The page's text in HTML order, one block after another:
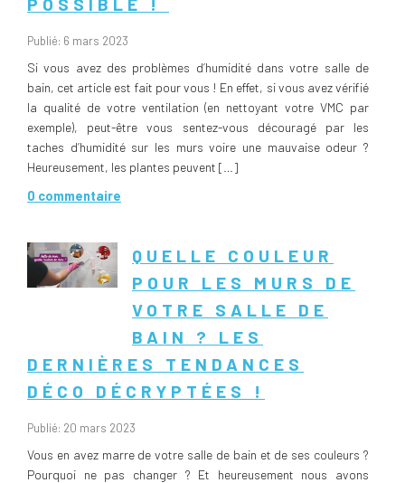
POSSIBLE !
Publié: 6 mars 2023
Si vous avez des problèmes d’humidité dans votre salle de
bain, cet article est fait pour vous ! En effet, si vous avez vérifié
la qualité de votre ventilation (en nettoyant votre VMC par
exemple), peut-être vous sentez-vous découragé par les
taches d’humidité sur les murs voire une mauvaise odeur ?
Heureusement, les plantes peuvent […]
0 commentaire
QUELLE COULEUR
POUR LES MURS DE
VOTRE SALLE DE
BAIN ? LES
DERNIÈRES TENDANCES
DÉCO DÉCRYPTÉES !
Publié: 20 mars 2023
Vous en avez marre de votre salle de bain et de ses couleurs ?
Pourquoi ne pas changer ? Et heureusement nous avons